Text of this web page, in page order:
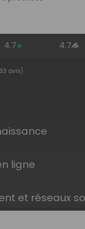
4.7 4.7
avis)
ligne
et réseaux